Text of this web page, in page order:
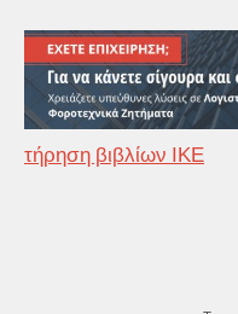
τήρηση βιβλίων ΙΚΕ